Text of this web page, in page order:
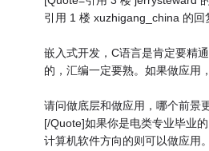
引用 1 楼 xuzhigang_china 的回
嵌入式开发，C语言是肯定要精
的，汇编一定要熟。如果做应用
请问做底层和做应用，哪个前景
[/Quote]如果你是电类专业毕业的
计算机软件方向的则可以做应用